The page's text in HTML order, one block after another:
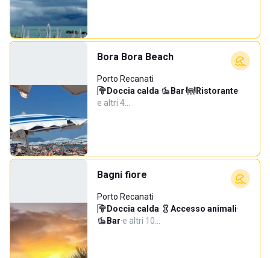
Bora Bora Beach
Porto Recanati
Doccia calda· Bar· Ristorante·
e altri 4…
Bagni fiore
Porto Recanati
Doccia calda· Accesso animali·
Bar·e altri 10…